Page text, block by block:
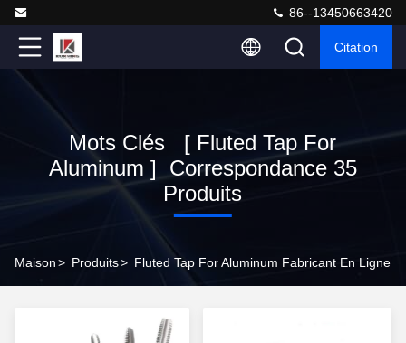
86--13450663420
Citation
Mots Clés [ Fluted Tap For
Aluminum ] Correspondance 35
Produits
Maison> Produits> Fluted Tap For Aluminum Fabricant En Ligne